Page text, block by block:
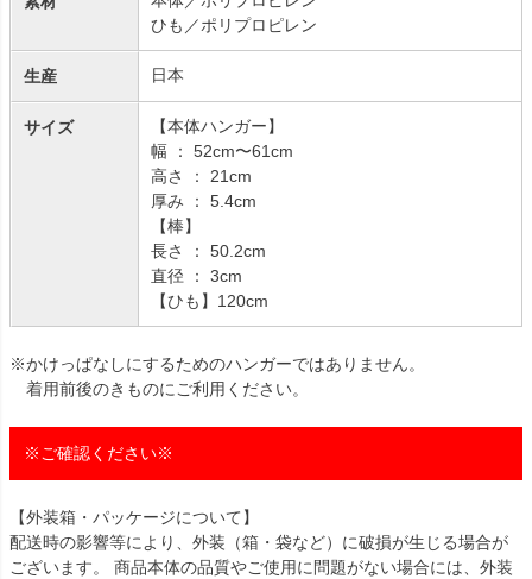
ひも／ポリプロピレン
生産 日本
サイズ
【本体ハンガー】
幅 ： 52cm〜61cm
高さ ： 21cm
厚み ： 5.4cm
【棒】
長さ ： 50.2cm
直径 ： 3cm
【ひも】120cm
※かけっぱなしにするためのハンガーではありません。
着用前後のきものにご利用ください。
※ご確認ください※
【外装箱・パッケージについて】
配送時の影響等により、外装（箱・袋など）に破損が生じる場合が
ございます。 商品本体の品質やご使用に問題がない場合には、外装